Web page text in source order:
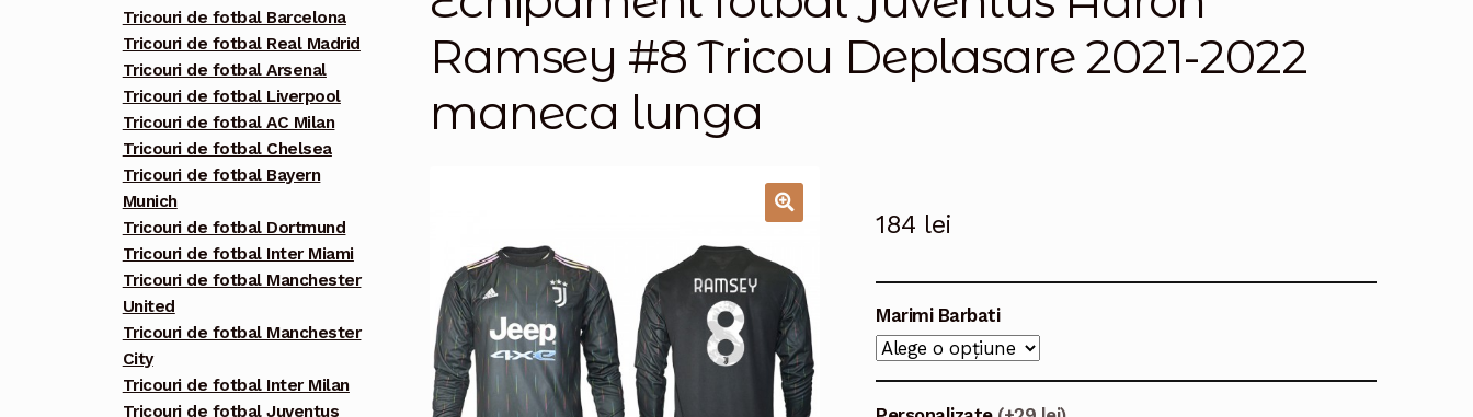
Ramsey #8 Tricou Deplasare 2021-2022
maneca lunga
184 lei
Marimi Barbati
Tricouri de fotbal Barcelona
Tricouri de fotbal Real Madrid
Tricouri de fotbal Arsenal
Tricouri de fotbal Liverpool
Tricouri de fotbal AC Milan
Tricouri de fotbal Chelsea
Tricouri de fotbal Bayern
Munich
Tricouri de fotbal Dortmund
Tricouri de fotbal Inter Miami
Tricouri de fotbal Manchester
United
Tricouri de fotbal Manchester
City
Tricouri de fotbal Inter Milan
Tricouri de fotbal Juventus